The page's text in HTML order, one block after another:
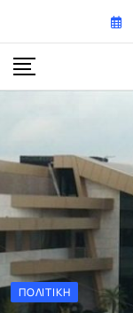
content
ΠΟΛΙΤΙΚΉ